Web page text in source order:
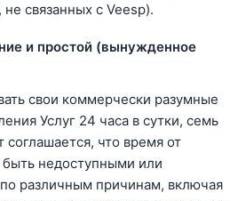
связанных с Veesp).
и простой (вынужденное
свои коммерчески разумные
Услуг 24 часа в сутки, семь
что время от
недоступными или
различным причинам, включая